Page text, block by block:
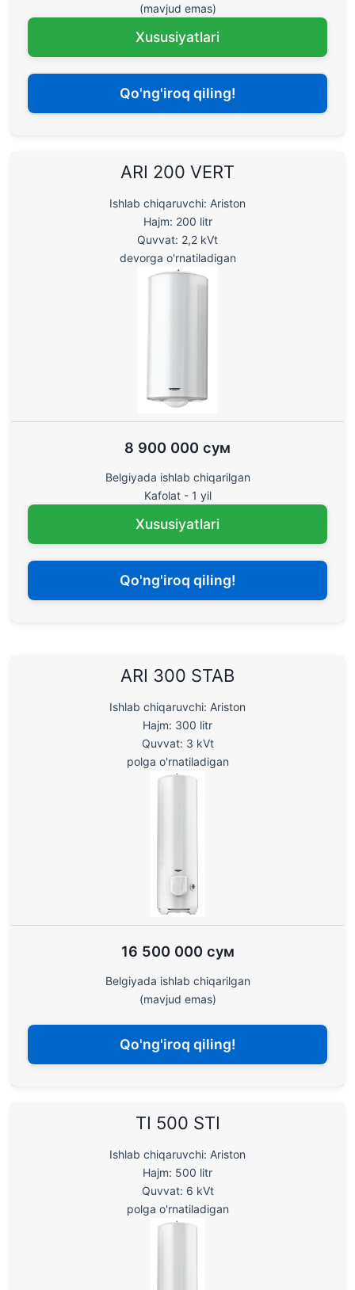
(mavjud emas)
Xususiyatlari
Qo'ng'iroq qiling!
ARI 200 VERT
Ishlab chiqaruvchi: Ariston
Hajm: 200 litr
Quvvat: 2,2 kVt
devorga o'rnatiladigan
8 900 000 сум
Belgiyada ishlab chiqarilgan
Kafolat - 1 yil
Xususiyatlari
Qo'ng'iroq qiling!
ARI 300 STAB
Ishlab chiqaruvchi: Ariston
Hajm: 300 litr
Quvvat: 3 kVt
polga o'rnatiladigan
16 500 000 сум
Belgiyada ishlab chiqarilgan
(mavjud emas)
Qo'ng'iroq qiling!
TI 500 STI
Ishlab chiqaruvchi: Ariston
Hajm: 500 litr
Quvvat: 6 kVt
polga o'rnatiladigan